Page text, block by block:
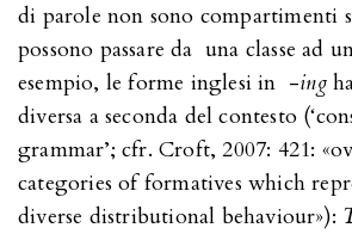
di parole non sono compartimenti
possono passare da una classe ad
esempio, le forme inglesi in -ing
diversa a seconda del contesto
grammar’; cfr. Croft, 2007: 421:
categories of formatives which
diverse distributional behaviour»):